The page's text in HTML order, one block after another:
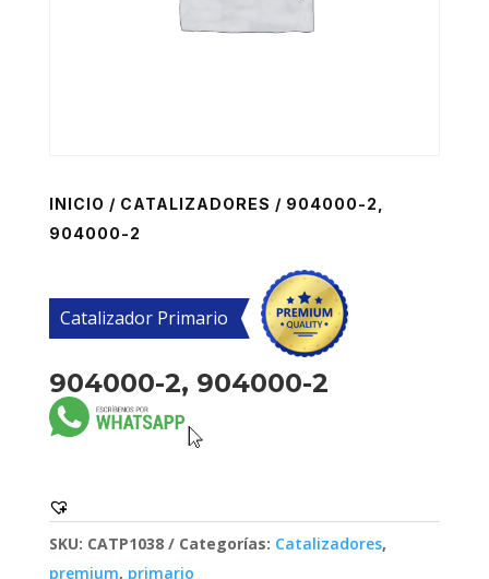
INICIO / CATALIZADORES / 904000-2,
904000-2
Catalizador Primario
904000-2, 904000-2
SKU: CATP1038 Categorías: Catalizadores,
premium, primario